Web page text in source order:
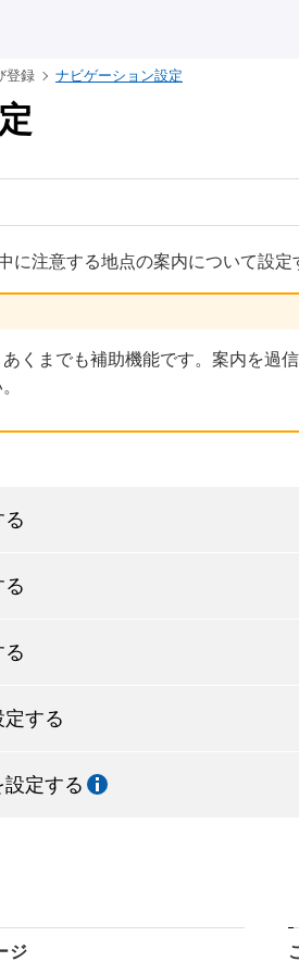
登録 ナビゲーション設定
に注意する地点の案内について設定
くまでも補助機能です。案内を過
する
定する
ジ